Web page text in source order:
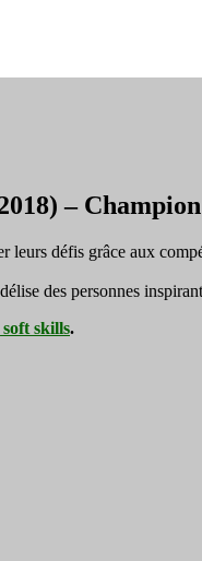
–
défis grâce aux
des personnes
skills.